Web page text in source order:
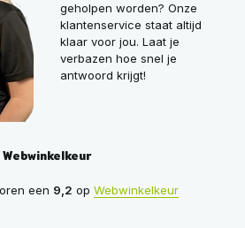
geholpen worden? Onze
klantenservice staat altijd
klaar voor jou. Laat je
verbazen hoe snel je
antwoord krijgt!
Webwinkelkeur
een 9,2 op Webwinkelkeur